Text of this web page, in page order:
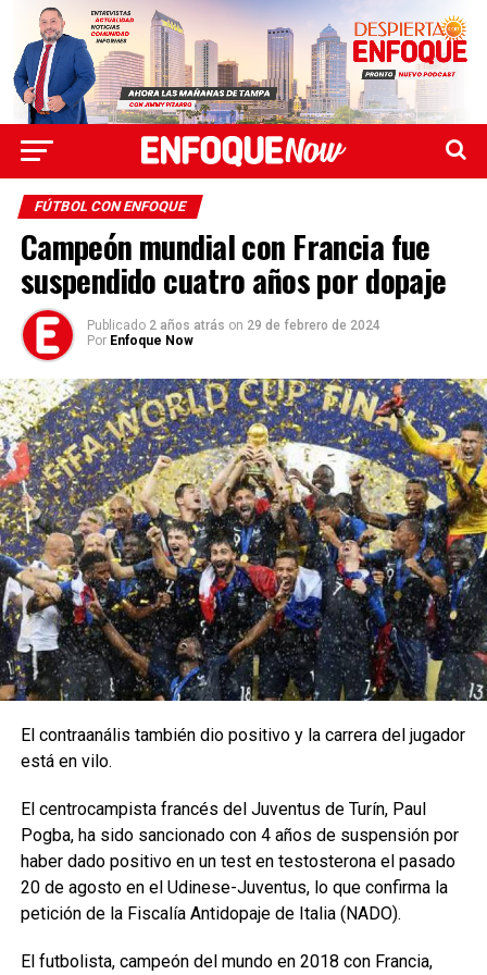
FÚTBOL CON ENFOQUE
Campeón mundial con Francia fue
suspendido cuatro años por dopaje
Publicado 2 años atrás on 29 de febrero de 2024
Por Enfoque Now
El contraanális también dio positivo y la carrera del jugador
está en vilo.
El centrocampista francés del Juventus de Turín, Paul
Pogba, ha sido sancionado con 4 años de suspensión por
haber dado positivo en un test en testosterona el pasado
20 de agosto en el Udinese-Juventus, lo que confirma la
petición de la Fiscalía Antidopaje de Italia (NADO).
El futbolista, campeón del mundo en 2018 con Francia,